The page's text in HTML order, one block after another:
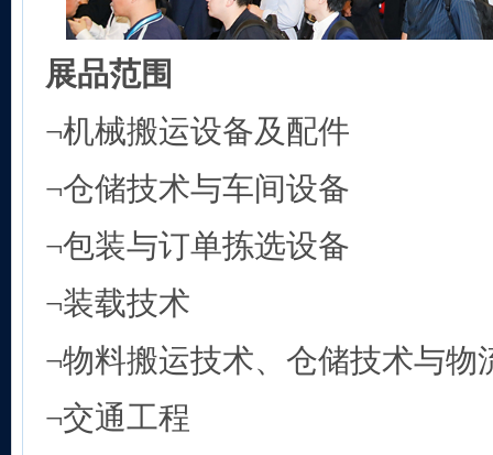
展品范围
¬机械搬运设备及配件
¬仓储技术与车间设备
¬包装与订单拣选设备
¬装载技术
¬物料搬运技术、仓储技术与物
¬交通工程